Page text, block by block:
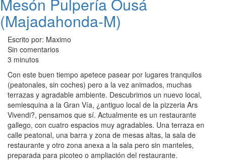
Mesón Pulpería Ousá
(Majadahonda-M)
Escrito por: Maximo
Sin comentarios
3 minutos
Con este buen tiempo apetece pasear por lugares tranquilos
(peatonales, sin coches) pero a la vez animados, muchas
terrazas y agradable ambiente. Descubrimos un nuevo local,
semiesquina a la Gran Vía, ¿antiguo local de la pizzeria Ars
Vivendi?, pensamos que sí. Actualmente es un restaurante
gallego, con cuatro espacios muy agradables. Una terraza en
calle peatonal, una barra y zona de mesas altas, la sala de
restaurante y otro zona anexa a la sala pero sin manteles,
preparada para picoteo o ampliación del restaurante.